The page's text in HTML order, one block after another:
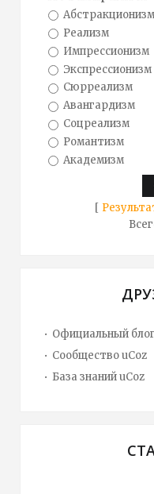
Абстракционизм
Реализм
Импрессионизм
Экспрессионизм
Сюрреализм
Авангардизм
Соцреализм
Романтизм
Академизм
[
Официальный блог
Сообщество uCoz
База знаний uCoz